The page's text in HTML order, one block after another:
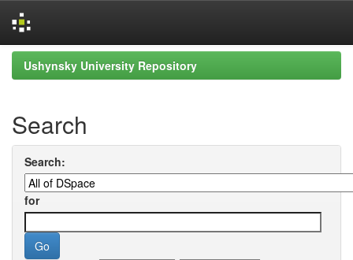
Skip
navigation
Ushynsky University Repository
Search
Search:
for